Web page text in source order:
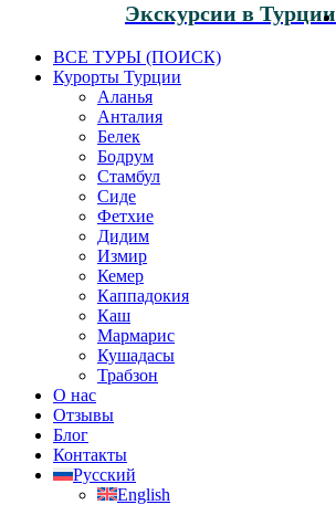
Экскурсии в Турции
ВСЕ ТУРЫ (ПОИСК)
Курорты Турции
Аланья
Анталия
Белек
Бодрум
Стамбул
Сиде
Фетхие
Дидим
Измир
Кемер
Каппадокия
Каш
Мармарис
Кушадасы
Трабзон
О нас
Отзывы
Блог
Контакты
Русский
English